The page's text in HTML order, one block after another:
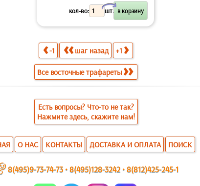
кол-во: шт.
X
-1 шаг назад +1
Все восточные трафареты
Есть вопросы? Что-то не так?
Нажмите здесь, скажите нам!
О НАС КОНТАКТЫ ДОСТАВКА И ОПЛАТА ПОИСК
8(495)9-73-74-73 •8(495)128-3242 •8(812)425-245-1